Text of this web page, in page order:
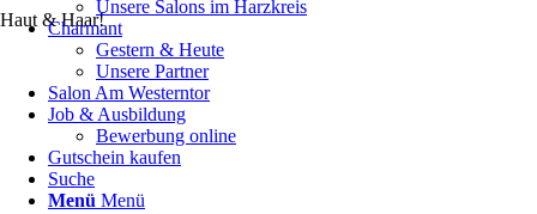
Haut & Haar!
Unsere Salons im Harzkreis
Charmant
Gestern & Heute
Unsere Partner
Salon Am Westerntor
Job & Ausbildung
Bewerbung online
Gutschein kaufen
Suche
Menü Menü